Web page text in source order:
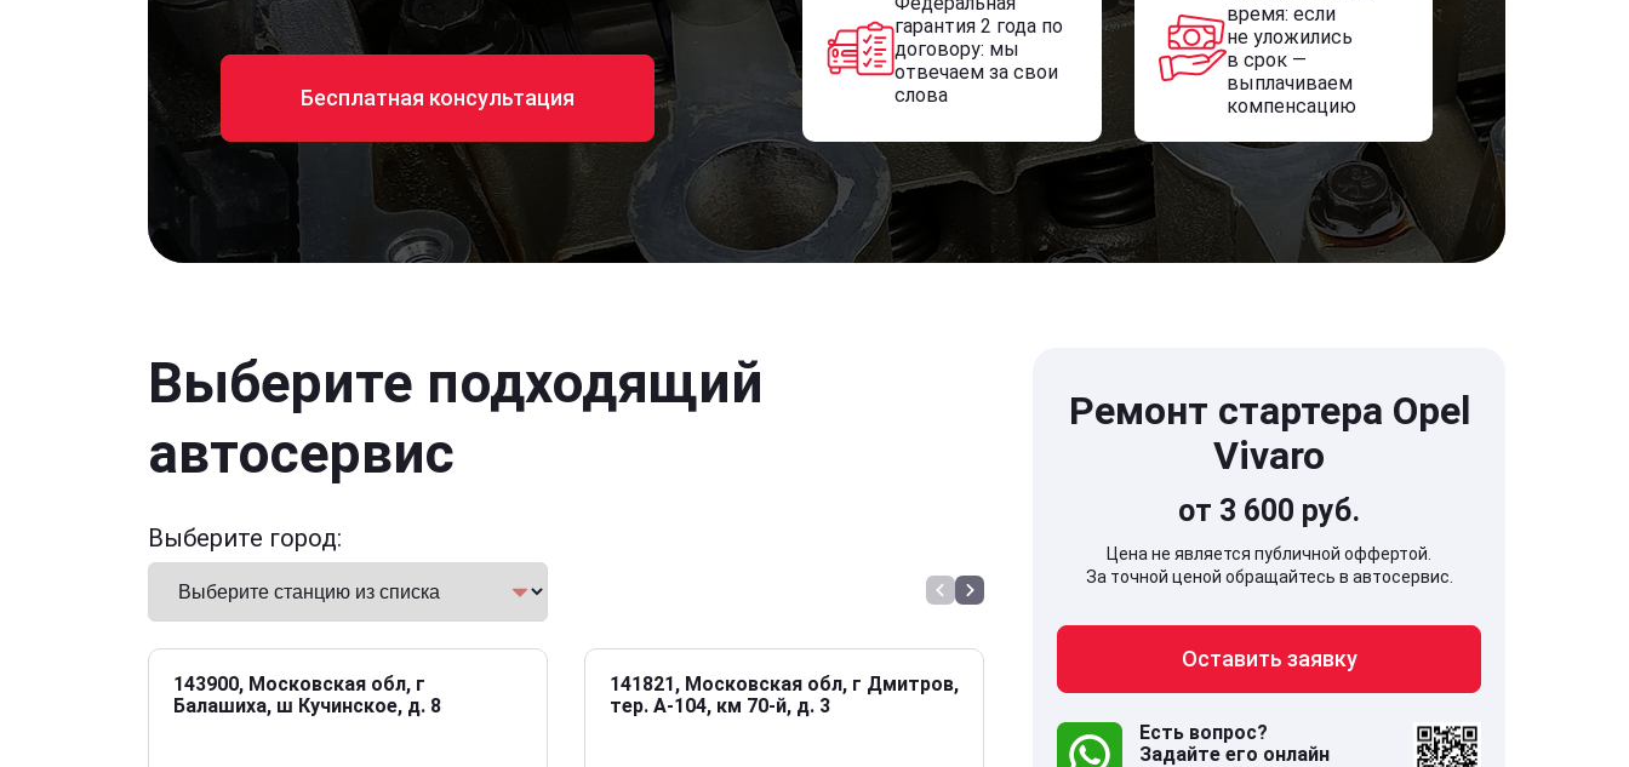
Бесплатная консультация
гарантия 2 года по
договору: мы
отвечаем за свои
слова
время: если
не уложились
в срок —
выплачиваем
компенсацию
Выберите подходящий
автосервис
Выберите город:
143900, Московская обл, г
Балашиха, ш Кучинское, д. 8
141821, Московская обл, г Дмитров,
тер. А-104, км 70-й, д. 3
141707, Московская обл,
дом 5
Ремонт стартера Opel
Vivaro
от 3 600 руб.
Цена не является публичной оффертой.
За точной ценой обращайтесь в автосервис.
Оставить заявку
Есть вопрос?
Задайте его онлайн